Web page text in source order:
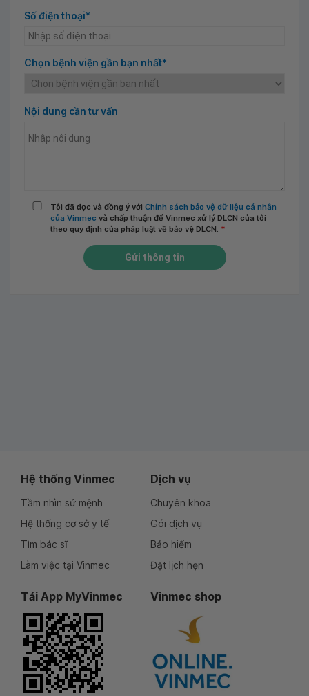
Số điện thoại*
Chọn bệnh viện gần bạn nhất*
Nội dung cần tư vấn
Tôi đã đọc và đồng ý với Chính sách bảo vệ dữ liệu cá nhân
của Vinmec và chấp thuận để Vinmec xử lý DLCN của tôi
theo quy định của pháp luật về bảo vệ DLCN. *
Gửi thông tin
Hệ thống Vinmec
Tầm nhìn sứ mệnh
Hệ thống cơ sở y tế
Tìm bác sĩ
Làm việc tại Vinmec
Dịch vụ
Chuyên khoa
Gói dịch vụ
Bảo hiểm
Đặt lịch hẹn
Tải App MyVinmec Vinmec shop